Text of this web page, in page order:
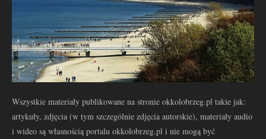
Wszystkie materiały publikowane na stronie okkolobrzeg.pl takie jak:
artykuły, zdjęcia (w tym szczególnie zdjęcia autorskie), materiały audio
i wideo są własnością portalu okkolobrzeg.pl i nie mogą być